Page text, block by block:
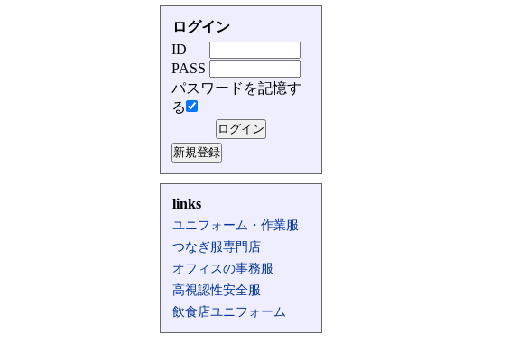
ログイン
ID
PASS
パスワードを記憶す
る
links
ユニフォーム・作業服
つなぎ服専門店
オフィスの事務服
高視認性安全服
飲食店ユニフォーム